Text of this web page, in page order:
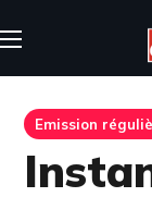
Emission